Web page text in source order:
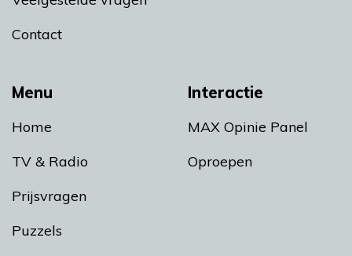
Menu
Home
TV & Radio
Prijsvragen
Puzzels
Interactie
MAX Opinie Panel
Oproepen
Contact